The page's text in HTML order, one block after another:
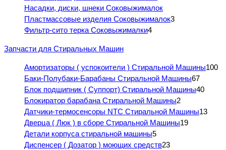
Насадки, диски, шнеки Соковыжималок
Пластмассовые изделия Соковыжималок3
Фильтр-сито терка Соковыжималки4
Запчасти для Стиральных Машин
Амортизаторы ( успокоители ) Стиральной Машины100
Баки-Полубаки-Барабаны Стиральной Машины67
Блок подшипник ( Суппорт) Стиральной Машины40
Блокиратор барабана Стиральной Машины2
Датчики-термосенсоры NTC Стиральной Машины13
Дверца ( Люк ) в сборе Стиральной Машины19
Детали корпуса стиральной машины5
Диспенсер ( Дозатор ) моющих средств23